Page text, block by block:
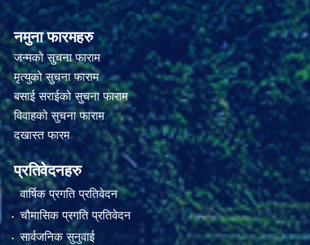
नमुना फारमहरु
जन्मको सुचना फाराम
मृत्युको सुचना फाराम
बसाई सराईको सुचना फाराम
विवाहको सुचना फाराम
दखास्त फारम
प्रतिवेदनहरु
वार्षिक प्रगति प्रतिवेदन
चौमासिक प्रगति प्रतिवेदन
सार्वजनिक सुनुवाई